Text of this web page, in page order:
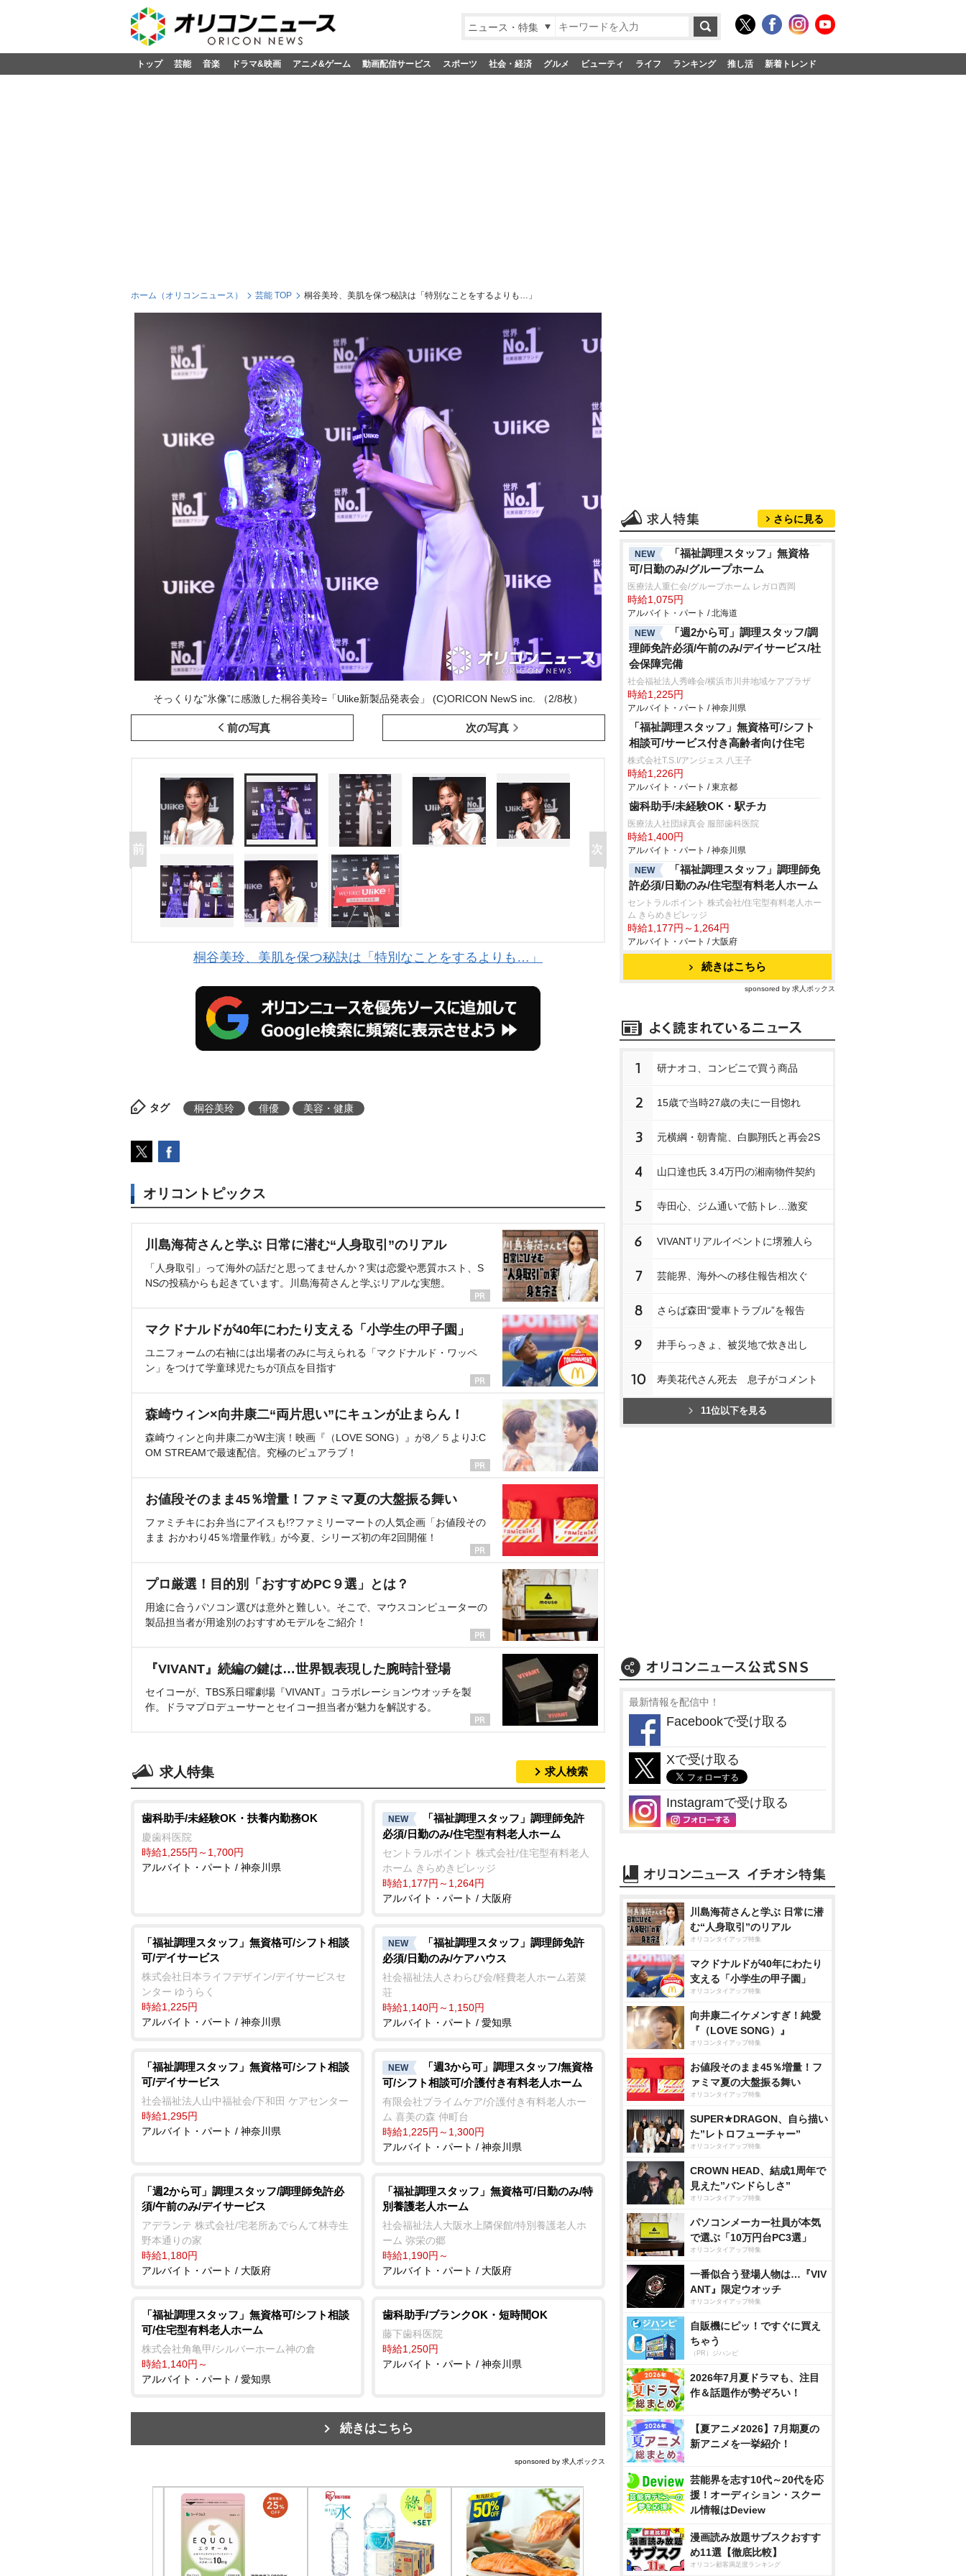
ニュース・特集
トップ 芸能 音楽 ドラマ&映画 アニメ&ゲーム 動画配信サービス スポーツ 社会・経済 グルメ ビューティ ライフ ランキング 推し活 新着トレンド
ホーム（オリコンニュース） 芸能 TOP 桐谷美玲、美肌を保つ秘訣は「特別なことをするよりも…」
そっくりな”氷像”に感激した桐谷美玲=「Ulike新製品発表会」 (C)ORICON NewS inc. （2/8枚）
前の写真 次の写真
桐谷美玲、美肌を保つ秘訣は「特別なことをするよりも…」
タグ 桐谷美玲 俳優 美容・健康
オリコントピックス
川島海荷さんと学ぶ 日常に潜む“人身取引”のリアル
「人身取引」って海外の話だと思ってませんか？実は恋愛や悪質ホスト、S
NSの投稿からも起きています。川島海荷さんと学ぶリアルな実態。
マクドナルドが40年にわたり支える「小学生の甲子園」
ユニフォームの右袖には出場者のみに与えられる「マクドナルド・ワッペ
ン」をつけて学童球児たちが頂点を目指す
森崎ウィン×向井康二“両片思い”にキュンが止まらん！
森崎ウィンと向井康二がW主演！映画『（LOVE SONG）』が8／５よりJ:C
OM STREAMで最速配信。究極のピュアラブ！
お値段そのまま45％増量！ファミマ夏の大盤振る舞い
ファミチキにお弁当にアイスも!?ファミリーマートの人気企画「お値段その
まま おかわり45％増量作戦」が今夏、シリーズ初の年2回開催！
プロ厳選！目的別「おすすめPC９選」とは？
用途に合うパソコン選びは意外と難しい。そこで、マウスコンピューターの
製品担当者が用途別のおすすめモデルをご紹介！
『VIVANT』続編の鍵は…世界観表現した腕時計登場
セイコーが、TBS系日曜劇場『VIVANT』コラボレーションウオッチを製
作。ドラマプロデューサーとセイコー担当者が魅力を解説する。
求人特集 求人検索
歯科助手/未経験OK・扶養内勤務OK
慶歯科医院
時給1,255円～1,700円
アルバイト・パート / 神奈川県
NEW
「福祉調理スタッフ」調理師免許
必須/日勤のみ/住宅型有料老人ホーム
セントラルポイント 株式会社/住宅型有料老人
ホーム きらめきビレッジ
時給1,177円～1,264円
アルバイト・パート / 大阪府
「福祉調理スタッフ」無資格可/シフト相談
可/デイサービス
株式会社日本ライフデザイン/デイサービスセ
ンター ゆうらく
時給1,225円
アルバイト・パート / 神奈川県
NEW
「福祉調理スタッフ」調理師免許
必須/日勤のみ/ケアハウス
社会福祉法人さわらび会/軽費老人ホーム若菜
荘
時給1,140円～1,150円
アルバイト・パート / 愛知県
「福祉調理スタッフ」無資格可/シフト相談
可/デイサービス
社会福祉法人山中福祉会/下和田 ケアセンター
時給1,295円
アルバイト・パート / 神奈川県
NEW
「週3から可」調理スタッフ/無資格
可/シフト相談可/介護付き有料老人ホーム
有限会社プライムケア/介護付き有料老人ホー
ム 喜美の森 仲町台
時給1,225円～1,300円
アルバイト・パート / 神奈川県
「週2から可」調理スタッフ/調理師免許必
須/午前のみ/デイサービス
アデランテ 株式会社/宅老所あでらんて林寺生
野本通りの家
時給1,180円
アルバイト・パート / 大阪府
「福祉調理スタッフ」無資格可/日勤のみ/特
別養護老人ホーム
社会福祉法人大阪水上隣保館/特別養護老人ホ
ーム 弥栄の郷
時給1,190円～
アルバイト・パート / 大阪府
「福祉調理スタッフ」無資格可/シフト相談
可/住宅型有料老人ホーム
株式会社角亀甲/シルバーホーム神の倉
時給1,140円～
アルバイト・パート / 愛知県
歯科助手/ブランクOK・短時間OK
藤下歯科医院
時給1,250円
アルバイト・パート / 神奈川県
続きはこちら
sponsored by 求人ボックス
さらに見る
NEW
「福祉調理スタッフ」無資格
可/日勤のみ/グループホーム
医療法人重仁会/グループホーム レガロ西岡
時給1,075円
アルバイト・パート / 北海道
NEW
「週2から可」調理スタッフ/調
理師免許必須/午前のみ/デイサービス/社
会保障完備
社会福祉法人秀峰会/横浜市川井地域ケアプラザ
時給1,225円
アルバイト・パート / 神奈川県
「福祉調理スタッフ」無資格可/シフト
相談可/サービス付き高齢者向け住宅
株式会社T.S.I/アンジェス 八王子
時給1,226円
アルバイト・パート / 東京都
歯科助手/未経験OK・駅チカ
医療法人社団緑真会 服部歯科医院
時給1,400円
アルバイト・パート / 神奈川県
NEW
「福祉調理スタッフ」調理師免
許必須/日勤のみ/住宅型有料老人ホーム
セントラルポイント 株式会社/住宅型有料老人ホー
ム きらめきビレッジ
時給1,177円～1,264円
アルバイト・パート / 大阪府
続きはこちら
sponsored by 求人ボックス
1 研ナオコ、コンビニで買う商品
2 15歳で当時27歳の夫に一目惚れ
3 元横綱・朝青龍、白鵬翔氏と再会2S
4 山口達也氏 3.4万円の湘南物件契約
5 寺田心、ジム通いで筋トレ…激変
6 VIVANTリアルイベントに堺雅人ら
7 芸能界、海外への移住報告相次ぐ
8 さらば森田“愛車トラブル”を報告
9 井手らっきょ、被災地で炊き出し
10 寿美花代さん死去 息子がコメント
11位以下を見る
最新情報を配信中！
Facebookで受け取る
Xで受け取る
Instagramで受け取る
川島海荷さんと学ぶ 日常に潜
む“人身取引”のリアル
オリコンタイアップ特集
マクドナルドが40年にわたり
支える「小学生の甲子園」
オリコンタイアップ特集
向井康二イケメンすぎ！純愛
『（LOVE SONG）』
オリコンタイアップ特集
お値段そのまま45％増量！フ
ァミマ夏の大盤振る舞い
オリコンタイアップ特集
SUPER★DRAGON、自ら描い
た”レトロフューチャー”
オリコンタイアップ特集
CROWN HEAD、結成1周年で
見えた”バンドらしさ”
オリコンタイアップ特集
パソコンメーカー社員が本気
で選ぶ「10万円台PC3選」
オリコンタイアップ特集
一番似合う登場人物は…『VIV
ANT』限定ウオッチ
オリコンタイアップ特集
自販機にピッ！ですぐに買え
ちゃう
（PR）ジハンピ
2026年7月夏ドラマも、注目
作＆話題作が勢ぞろい！
【夏アニメ2026】7月期夏の
新アニメを一挙紹介！
芸能界を志す10代～20代を応
援！オーディション・スクー
ル情報はDeview
漫画読み放題サブスクおすす
め11選【徹底比較】
オリコン顧客満足度ランキング